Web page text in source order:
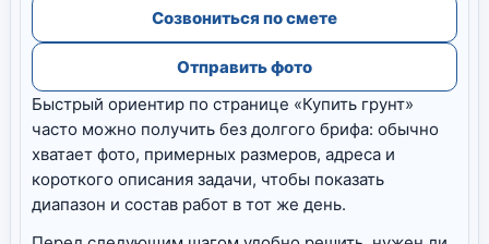
Созвониться по смете
Отправить фото
Быстрый ориентир по странице «Купить грунт»
часто можно получить без долгого брифа: обычно
хватает фото, примерных размеров, адреса и
короткого описания задачи, чтобы показать
диапазон и состав работ в тот же день.